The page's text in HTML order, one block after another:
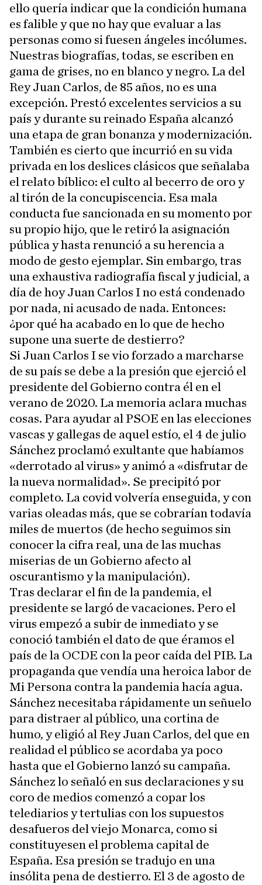
ello quería indicar que la condición humana
es falible y que no hay que evaluar a las
personas como si fuesen ángeles incólumes.
Nuestras biografías, todas, se escriben en
gama de grises, no en blanco y negro. La del
Rey Juan Carlos, de 85 años, no es una
excepción. Prestó excelentes servicios a su
país y durante su reinado España alcanzó
una etapa de gran bonanza y modernización.
También es cierto que incurrió en su vida
privada en los deslices clásicos que señalaba
el relato bíblico: el culto al becerro de oro y
al tirón de la concupiscencia. Esa mala
conducta fue sancionada en su momento por
su propio hijo, que le retiró la asignación
pública y hasta renunció a su herencia a
modo de gesto ejemplar. Sin embargo, tras
una exhaustiva radiografía fiscal y judicial, a
día de hoy Juan Carlos I no está condenado
por nada, ni acusado de nada. Entonces:
¿por qué ha acabado en lo que de hecho
supone una suerte de destierro?
Si Juan Carlos I se vio forzado a marcharse
de su país se debe a la presión que ejerció el
presidente del Gobierno contra él en el
verano de 2020. La memoria aclara muchas
cosas. Para ayudar al PSOE en las elecciones
vascas y gallegas de aquel estío, el 4 de julio
Sánchez proclamó exultante que habíamos
«derrotado al virus» y animó a «disfrutar de
la nueva normalidad». Se precipitó por
completo. La covid volvería enseguida, y con
varias oleadas más, que se cobrarían todavía
miles de muertos (de hecho seguimos sin
conocer la cifra real, una de las muchas
miserias de un Gobierno afecto al
oscurantismo y la manipulación).
Tras declarar el fin de la pandemia, el
presidente se largó de vacaciones. Pero el
virus empezó a subir de inmediato y se
conoció también el dato de que éramos el
país de la OCDE con la peor caída del PIB. La
propaganda que vendía una heroica labor de
Mi Persona contra la pandemia hacía agua.
Sánchez necesitaba rápidamente un señuelo
para distraer al público, una cortina de
humo, y eligió al Rey Juan Carlos, del que en
realidad el público se acordaba ya poco
hasta que el Gobierno lanzó su campaña.
Sánchez lo señaló en sus declaraciones y su
coro de medios comenzó a copar los
telediarios y tertulias con los supuestos
desafueros del viejo Monarca, como si
constituyesen el problema capital de
España. Esa presión se tradujo en una
insólita pena de destierro. El 3 de agosto de